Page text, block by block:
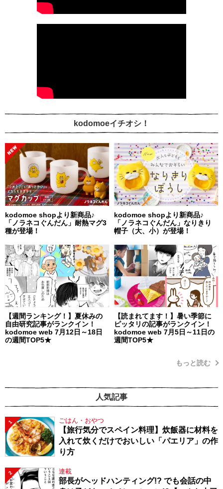
kodomoeイチオシ！
kodomoe shopより新商品♪
「ノラネコぐんだん」耐熱マグ3
種が登場！
kodomoe shopより新商品♪
「ノラネコぐんだん」なりきり
帽子（大、小）が登場！
【週間ランキング！】夏休みの
自由研究記事がランクイン！
kodomoe web 7月12日～18日
の週間TOP5★
【読まれてます！】暑い季節に
ピッタリの記事がランクイン！
kodomoe web 7月5日～11日の
週間TOP5★
もっと読む
人気記事
1 ごはん・おやつ
【旅行気分でスペイン料理】炊飯器に材料を
入れて炊くだけでおいしい「パエリア」の作
り方
2 連載
部長がヘッドハンティング!? でも会話の中